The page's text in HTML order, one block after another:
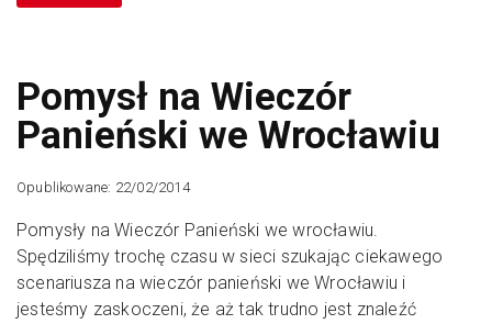
Pomysł na Wieczór
Panieński we Wrocławiu
Opublikowane: 22/02/2014
Pomysły na Wieczór Panieński we wrocławiu.
Spędziliśmy trochę czasu w sieci szukając ciekawego
scenariusza na wieczór panieński we Wrocławiu i
jesteśmy zaskoczeni, że aż tak trudno jest znaleźć